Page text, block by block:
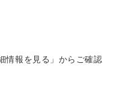
情報を見る」からご確認